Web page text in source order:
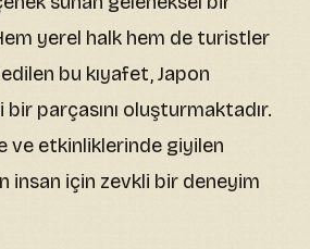
yerel halk hem de turistler
bu kıyafet, Japon
parçasını oluşturmaktadır.
ve etkinliklerinde giyilen
insan için zevkli bir deneyim